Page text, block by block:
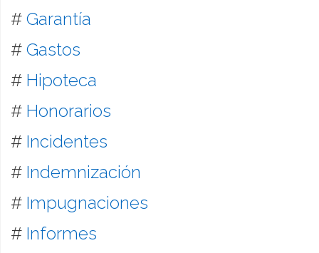
# Garantía
# Gastos
# Hipoteca
# Honorarios
# Incidentes
# Indemnización
# Impugnaciones
# Informes